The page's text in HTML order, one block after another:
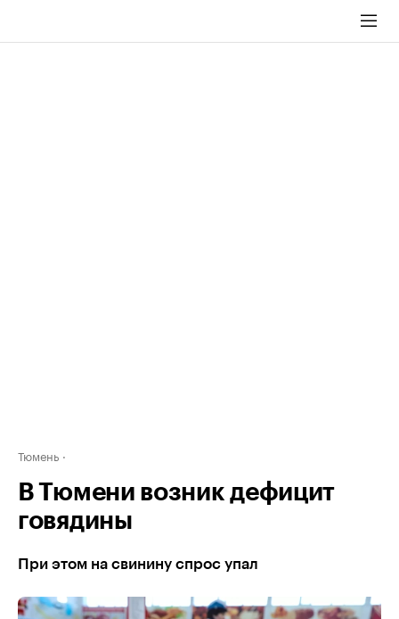
Тюмень
В Тюмени возник дефицит
говядины
При этом на свинину спрос упал